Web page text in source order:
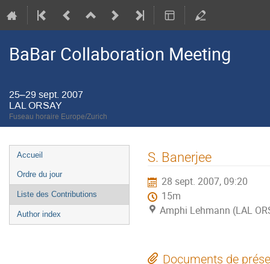
BaBar Collaboration Meeting
25–29 sept. 2007
LAL ORSAY
Fuseau horaire Europe/Zurich
Menu
de
l'événement
Accueil
Ordre du jour
Liste des Contributions
Author index
S. Banerjee
28 sept. 2007, 09:20
15m
Amphi Lehmann (LAL
Documents de